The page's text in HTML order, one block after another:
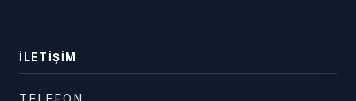
İLETIŞIM